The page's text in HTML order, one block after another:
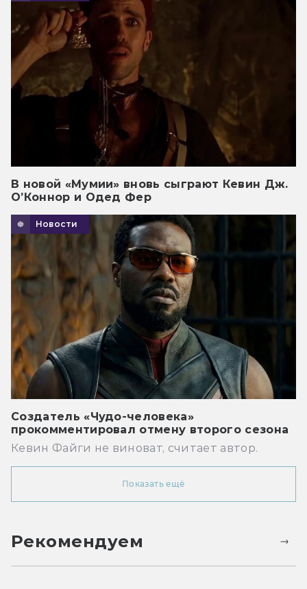
В новой «Мумии» вновь сыграют Кевин Дж.
О’Коннор и Одед Фер
Новости
Создатель «Чудо-человека»
прокомментировал отмену второго сезона
Кевин Файги не виноват, считает автор.
Показать ещё
Рекомендуем